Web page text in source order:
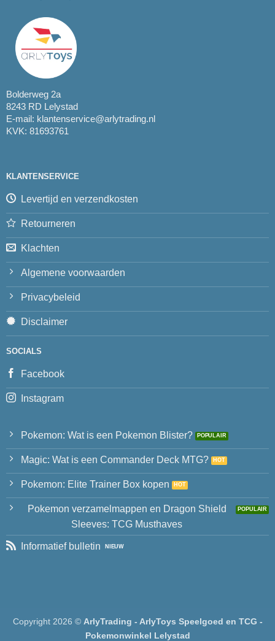
Bolderweg 2a
8243 RD Lelystad
E-mail: klantenservice@arlytrading.nl
KVK: 81693761
KLANTENSERVICE
Levertijd en verzendkosten
Retourneren
Klachten
Algemene voorwaarden
Privacybeleid
Disclaimer
SOCIALS
Facebook
Instagram
Pokemon: Wat is een Pokemon Blister?
Magic: Wat is een Commander Deck MTG?
Pokemon: Elite Trainer Box kopen
Pokemon verzamelmappen en Dragon Shield
Sleeves: TCG Musthaves
Informatief bulletin
Copyright 2026 © ArlyTrading - ArlyToys Speelgoed en TCG -
Pokemonwinkel Lelystad